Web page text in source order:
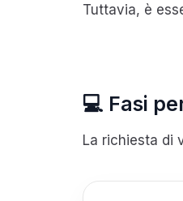
Tuttavia, è
💻 Fasi
La richiesta di